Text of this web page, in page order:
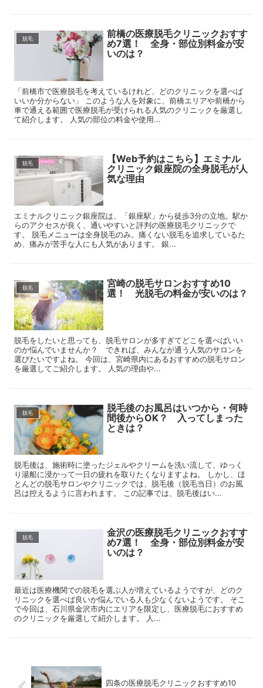
脱毛
前橋の医療脱毛クリニックおすす
め7選！ 全身・部位別料金が安
いのは？
「前橋市で医療脱毛を考えているけれど、どのクリニックを選べば
いいか分からない」 このような人を対象に、前橋エリアや前橋から
車で通える範囲で医療脱毛が受けられる人気のクリニックを厳選し
て紹介します。 人気の部位の料金や使用...
脱毛
【Web予約はこちら】エミナル
クリニック銀座院の全身脱毛が人
気な理由
エミナルクリニック銀座院は、「銀座駅」から徒歩3分の立地。駅か
らのアクセスが良く、通いやすいと評判の医療脱毛クリニックで
す。 脱毛メニューは全身脱毛のみ。痛くない脱毛を追求しているた
め、痛みが苦手な人にも人気があります。 銀...
脱毛
宮崎の脱毛サロンおすすめ10
選！ 光脱毛の料金が安いのは？
脱毛をしたいと思っても、脱毛サロンが多すぎてどこを選べばいい
のか悩んでいませんか？ できれば、みんなが通う人気のサロンを
選びたいですよね。 今回は、宮崎県内にあるおすすめの脱毛サロン
を厳選してご紹介します。 人気の理由や...
脱毛
脱毛後のお風呂はいつから・何時
間後からOK？ 入ってしまった
ときは？
脱毛後は、施術時に塗ったジェルやクリームを洗い流して、ゆっく
り湯船に浸かって一日の疲れを取りたくなりますよね。 しかし、ほ
とんどの脱毛サロンやクリニックでは、脱毛後（脱毛当日）のお風
呂は控えるように言われます。 この記事では、脱毛後はい...
脱毛
金沢の医療脱毛クリニックおすす
め7選！ 全身・部位別料金が安
いのは？
最近は医療機関での脱毛を選ぶ人が増えているようですが、どのク
リニックを選べば良いか悩んでいる人も少なくないようです。 そこ
で今回は、石川県金沢市内にエリアを限定し、医療脱毛におすすめ
のクリニックを厳選して紹介します。 人...
四条の医療脱毛クリニックおすすめ10